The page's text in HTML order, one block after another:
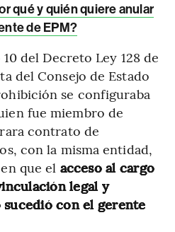
qué y quién quiere anular
de EPM?
del Decreto Ley 128 de
del Consejo de Estado
se configuraba
fue miembro de
contrato de
con la misma entidad,
que el acceso al cargo
legal y
con el gerente